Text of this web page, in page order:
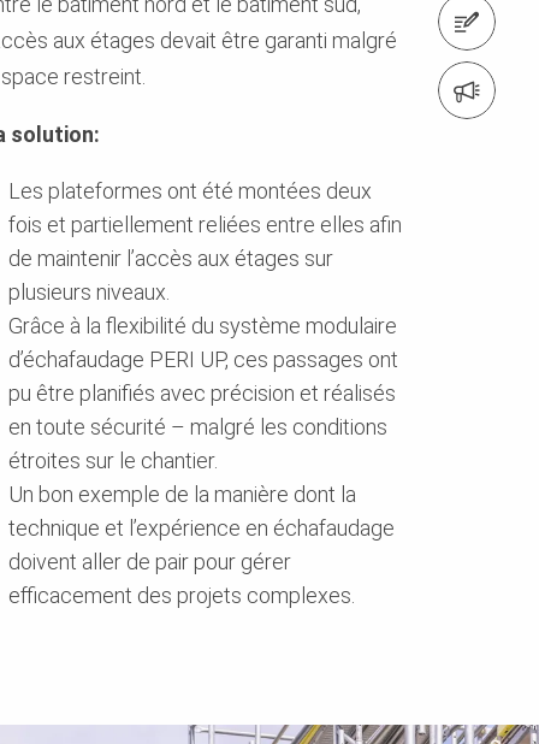
Accéder au formulaire de contact
aux étages devait être garanti malgré
restreint.
solution:
Les plateformes ont été montées deux
fois et partiellement reliées entre elles afin
de maintenir l’accès aux étages sur
plusieurs niveaux.
Grâce à la flexibilité du système modulaire
d’échafaudage PERI UP, ces passages ont
pu être planifiés avec précision et réalisés
en toute sécurité – malgré les conditions
étroites sur le chantier.
Un bon exemple de la manière dont la
technique et l’expérience en échafaudage
doivent aller de pair pour gérer
efficacement des projets complexes.